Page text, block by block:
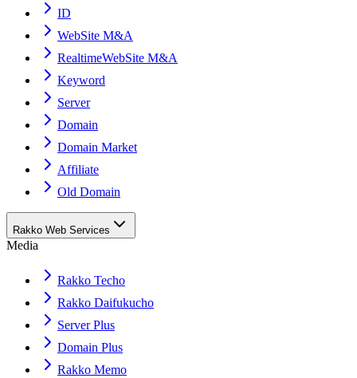
ID
WebSite M&A
RealtimeWebSite M&A
Keyword
Server
Domain
Domain Market
Affiliate
Old Domain
Rakko Web Services
Media
Rakko Techo
Rakko Daifukucho
Server Plus
Domain Plus
Rakko Memo